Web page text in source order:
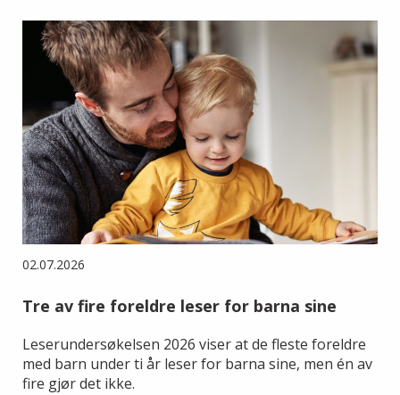
02.07.2026
Tre av fire foreldre leser for barna sine
Leserundersøkelsen 2026 viser at de fleste foreldre
med barn under ti år leser for barna sine, men én av
fire gjør det ikke.